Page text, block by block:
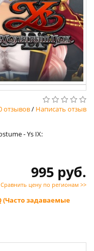
отзывов/ Написать отзыв
- Ys IX:
995 руб.
Сравнить цену по регионам >>
(Часто задаваемые